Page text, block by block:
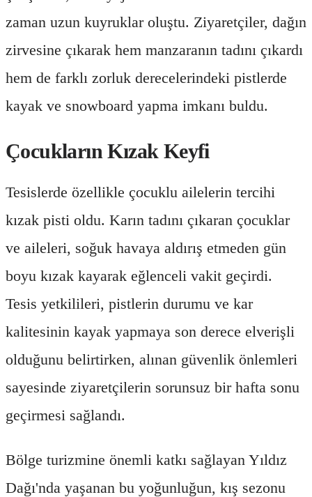
zaman uzun kuyruklar oluştu. Ziyaretçiler, dağın
zirvesine çıkarak hem manzaranın tadını çıkardı
hem de farklı zorluk derecelerindeki pistlerde
kayak ve snowboard yapma imkanı buldu.
Çocukların Kızak Keyfi
Tesislerde özellikle çocuklu ailelerin tercihi
kızak pisti oldu. Karın tadını çıkaran çocuklar
ve aileleri, soğuk havaya aldırış etmeden gün
boyu kızak kayarak eğlenceli vakit geçirdi.
Tesis yetkilileri, pistlerin durumu ve kar
kalitesinin kayak yapmaya son derece elverişli
olduğunu belirtirken, alınan güvenlik önlemleri
sayesinde ziyaretçilerin sorunsuz bir hafta sonu
geçirmesi sağlandı.
Bölge turizmine önemli katkı sağlayan Yıldız
Dağı'nda yaşanan bu yoğunluğun, kış sezonu